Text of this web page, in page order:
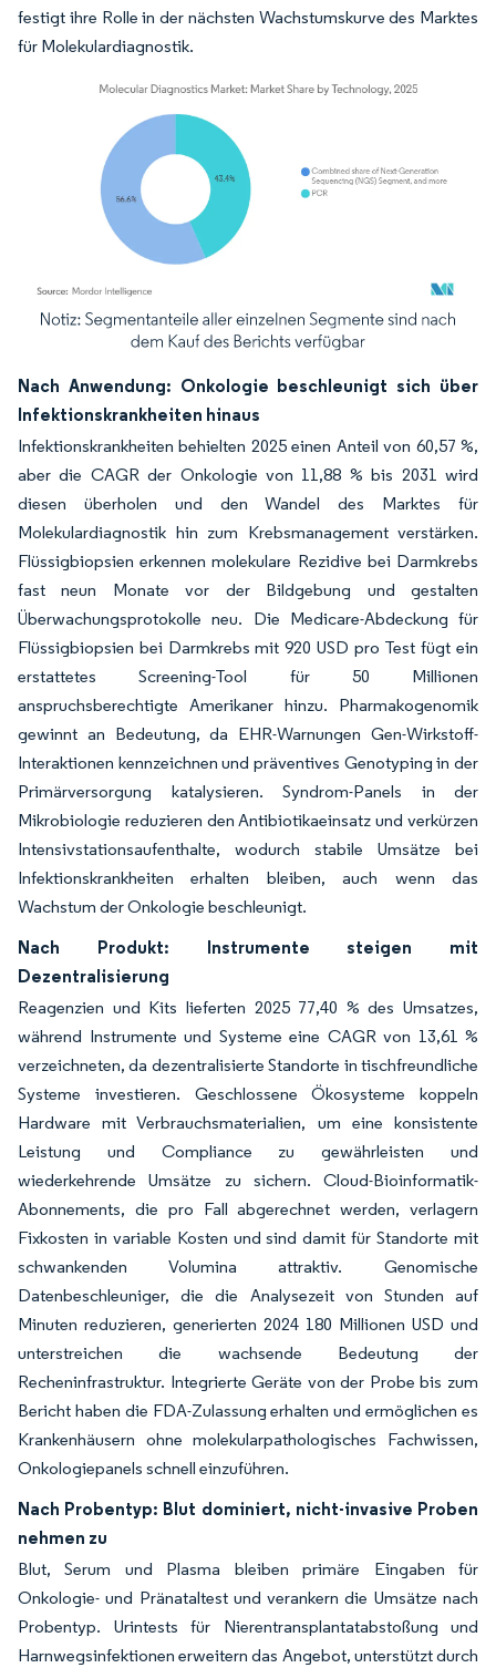
festigt ihre Rolle in der nächsten Wachstumskurve des Marktes
für Molekulardiagnostik.
Bild © Mordor Intelligence. Wiederverwendung erfordert Namensnennung
Nach Anwendung: Onkologie beschleunigt sich über
Infektionskrankheiten hinaus
Infektionskrankheiten behielten 2025 einen Anteil von 60,57 %,
aber die CAGR der Onkologie von 11,88 % bis 2031 wird
diesen überholen und den Wandel des Marktes für
Molekulardiagnostik hin zum Krebsmanagement verstärken.
Flüssigbiopsien erkennen molekulare Rezidive bei Darmkrebs
fast neun Monate vor der Bildgebung und gestalten
Überwachungsprotokolle neu. Die Medicare-Abdeckung für
Flüssigbiopsien bei Darmkrebs mit 920 USD pro Test fügt ein
erstattetes Screening-Tool für 50 Millionen
anspruchsberechtigte Amerikaner hinzu. Pharmakogenomik
gewinnt an Bedeutung, da EHR-Warnungen Gen-Wirkstoff-
Interaktionen kennzeichnen und präventives Genotyping in der
Primärversorgung katalysieren. Syndrom-Panels in der
Mikrobiologie reduzieren den Antibiotikaeinsatz und verkürzen
Intensivstationsaufenthalte, wodurch stabile Umsätze bei
Infektionskrankheiten erhalten bleiben, auch wenn das
Wachstum der Onkologie beschleunigt.
Nach Produkt: Instrumente steigen mit
Dezentralisierung
Reagenzien und Kits lieferten 2025 77,40 % des Umsatzes,
während Instrumente und Systeme eine CAGR von 13,61 %
verzeichneten, da dezentralisierte Standorte in tischfreundliche
Systeme investieren. Geschlossene Ökosysteme koppeln
Hardware mit Verbrauchsmaterialien, um eine konsistente
Leistung und Compliance zu gewährleisten und
wiederkehrende Umsätze zu sichern. Cloud-Bioinformatik-
Abonnements, die pro Fall abgerechnet werden, verlagern
Fixkosten in variable Kosten und sind damit für Standorte mit
schwankenden Volumina attraktiv. Genomische
Datenbeschleuniger, die die Analysezeit von Stunden auf
Minuten reduzieren, generierten 2024 180 Millionen USD und
unterstreichen die wachsende Bedeutung der
Recheninfrastruktur. Integrierte Geräte von der Probe bis zum
Bericht haben die FDA-Zulassung erhalten und ermöglichen es
Krankenhäusern ohne molekularpathologisches Fachwissen,
Onkologiepanels schnell einzuführen.
Nach Probentyp: Blut dominiert, nicht-invasive Proben
nehmen zu
Blut, Serum und Plasma bleiben primäre Eingaben für
Onkologie- und Pränataltest und verankern die Umsätze nach
Probentyp. Urintests für Nierentransplantatabstoßung und
Harnwegsinfektionen erweitern das Angebot, unterstützt durch